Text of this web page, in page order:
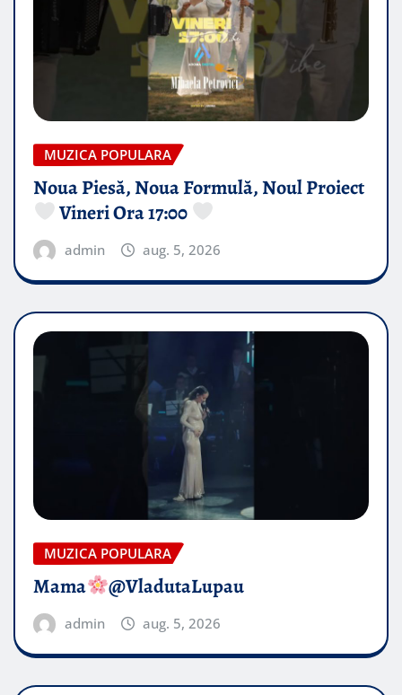
MUZICA POPULARA
Noua Piesă, Noua Formulă, Noul Proiect
Vineri Ora 17:00
admin aug. 5, 2026
MUZICA POPULARA
Mama @VladutaLupau
admin aug. 5, 2026